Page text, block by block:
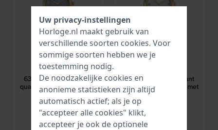
Joalia
631062
631062 24 mm Elegant
quartz dameshorloge met
armband
89,-
● Op voorraad
Joalia
631059 25 mm Elegant
quartz dameshorloge met
armband
● Op voorraad
Uw privacy-instellingen
Horloge.nl maakt gebruik van
verschillende soorten cookies. Voor
sommige soorten hebben we je
toestemming nodig.
De noodzakelijke cookies en
anonieme statistieken zijn altijd
automatisch actief; als je op
"accepteer alle cookies" klikt,
accepteer je ook de optionele